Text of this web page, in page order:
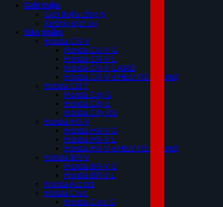
Giới thiệu
Giới thiệu công ty
Xưởng dịch vụ
Sản phẩm
Honda CR-V
Honda CR-V G
Honda CR-V L
Honda CR-V L AWD
Honda CR-V e:HEV RS (Hybrid)
Honda CITY
Honda City G
Honda City L
Honda City RS
Honda HR-V
Honda HR-V G
Honda HR-V L
Honda HR-V e:HEV RS (Hybrid)
Honda BR-V
Honda BR-V G
Honda BR-V L
Honda Accord
Honda Civic
Honda Civic G